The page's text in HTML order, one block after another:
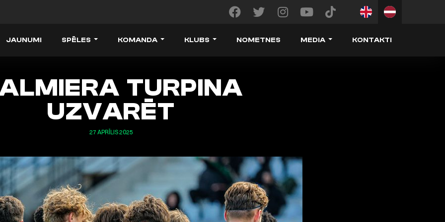
JAUNUMI SPĒLES KOMANDA KLUBS NOMETNES MEDIA KONTAKTI
TURPINA
UZVARĒT
27 APRĪLIS 2025